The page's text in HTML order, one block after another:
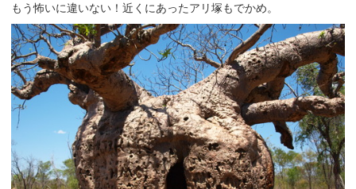
もう怖いに違いない！近くにあったアリ塚もでかめ。